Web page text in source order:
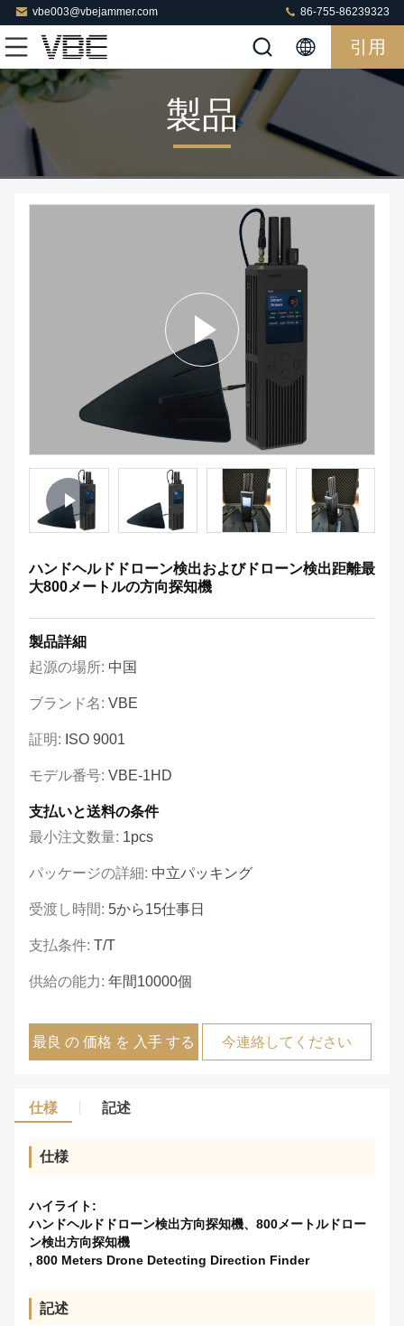
vbe003@vbejammer.com 86-755-86239323
引用
製品
ハンドヘルドドローン検出およびドローン検出距離最
大800メートルの方向探知機
製品詳細
起源の場所: 中国
ブランド名: VBE
証明: ISO 9001
モデル番号: VBE-1HD
支払いと送料の条件
最小注文数量: 1pcs
パッケージの詳細: 中立パッキング
受渡し時間: 5から15仕事日
支払条件: T/T
供給の能力: 年間10000個
最良 の 価格 を 入手 する 今連絡してください
仕様 記述
仕様
ハイライト:
ハンドヘルドドローン検出方向探知機、800メートルドロー
ン検出方向探知機
, 800 Meters Drone Detecting Direction Finder
記述